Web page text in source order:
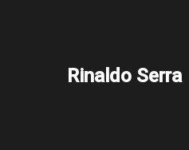
Rinaldo Serra